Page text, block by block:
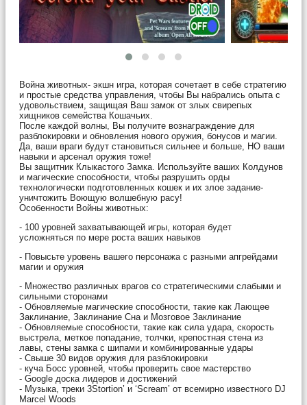
Война животных- экшн игра, которая сочетает в себе стратегию
и простые средства управления, чтобы Вы набрались опыта с
удовольствием, защищая Ваш замок от злых свирепых
хищников семейства Кошачьих.
После каждой волны, Вы получите вознаграждение для
разблокировки и обновления нового оружия, бонусов и магии.
Да, ваши враги будут становиться сильнее и больше, НО ваши
навыки и арсенал оружия тоже!
Вы защитник Клыкастого Замка. Используйте ваших Колдунов
и магические способности, чтобы разрушить орды
технологически подготовленных кошек и их злое задание-
уничтожить Воющую волшебную расу!
Особенности Войны животных:
- 100 уровней захватывающей игры, которая будет
усложняться по мере роста ваших навыков
- Повысьте уровень вашего персонажа с разными апгрейдами
магии и оружия
- Множество различных врагов со стратегическими слабыми и
сильными сторонами
- Обновляемые магические способности, такие как Лающее
Заклинание, Заклинание Сна и Мозговое Заклинание
- Обновляемые способности, такие как сила удара, скорость
выстрела, меткое попадание, толчки, крепостная стена из
лавы, стены замка с шипами и комбинированные удары
- Свыше 30 видов оружия для разблокировки
- куча Босс уровней, чтобы проверить свое мастерство
- Google доска лидеров и достижений
- Музыка, треки 3Stortion’ и ‘Scream’ от всемирно известного DJ
Marcel Woods